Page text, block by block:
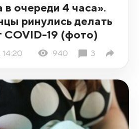
очереди 4 часа».
ринулись делать
COVID-19 (фото)
14:20 940 3